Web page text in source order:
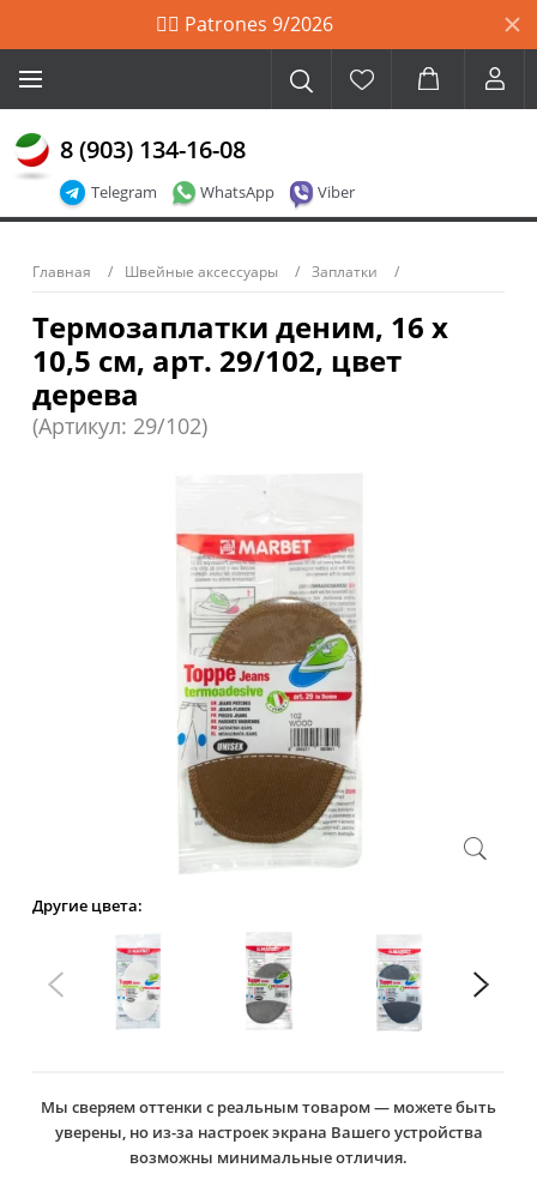
🙋‍♀️ Patrones 9/2026
Telegram WhatsApp Viber
8 (903) 134-16-08
Главная Швейные аксессуары Заплатки
Термозаплатки деним, 16 х
10,5 см, арт. 29/102, цвет
дерева
(Артикул: 29/102)
Другие цвета:
Мы сверяем оттенки с реальным товаром — можете быть
уверены, но из-за настроек экрана Вашего устройства
возможны минимальные отличия.